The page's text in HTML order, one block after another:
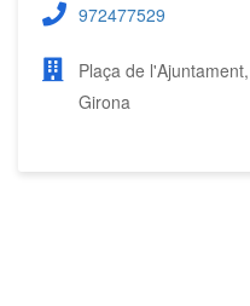
972477529
Plaça de
Girona